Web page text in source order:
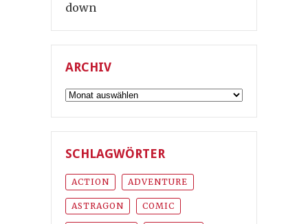
down
ARCHIV
Archiv
SCHLAGWÖRTER
ACTION ADVENTURE
ASTRAGON COMIC